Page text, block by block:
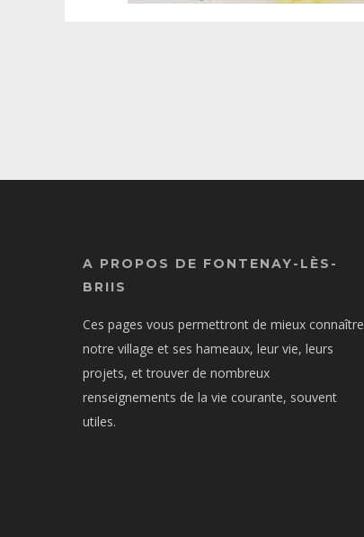
A PROPOS DE FONTENAY-LÈS-
BRIIS
Ces pages vous permettront de mieux connaître
notre village et ses hameaux, leur vie, leurs
projets, et trouver de nombreux
renseignements de la vie courante, souvent
utiles.